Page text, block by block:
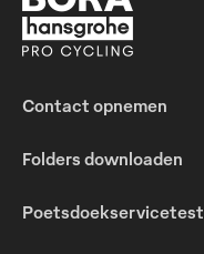
Contact opnemen
Folders downloaden
Poetsdoekservicetest